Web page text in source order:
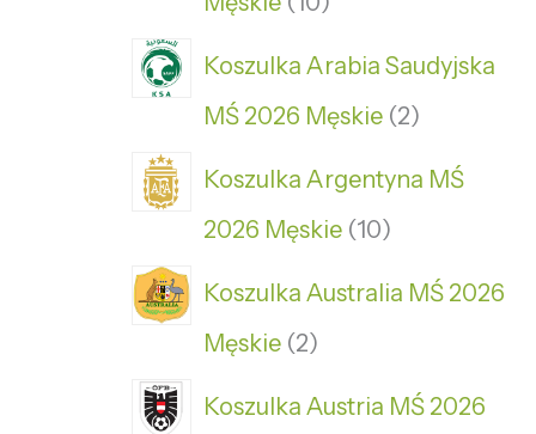
Koszulka Arabia Saudyjska
MŚ 2026 Męskie 2
Koszulka Argentyna MŚ
2026 Męskie 10
Koszulka Australia MŚ 2026
Męskie 2
Koszulka Austria MŚ 2026